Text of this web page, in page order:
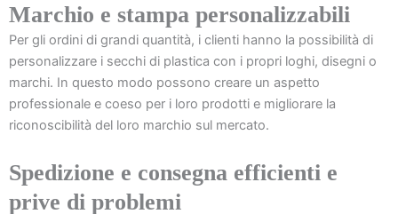
Marchio e stampa personalizzabili
Per gli ordini di grandi quantità, i clienti hanno la possibilità di
personalizzare i secchi di plastica con i propri loghi, disegni o
marchi. In questo modo possono creare un aspetto
professionale e coeso per i loro prodotti e migliorare la
riconoscibilità del loro marchio sul mercato.
Spedizione e consegna efficienti e
prive di problemi